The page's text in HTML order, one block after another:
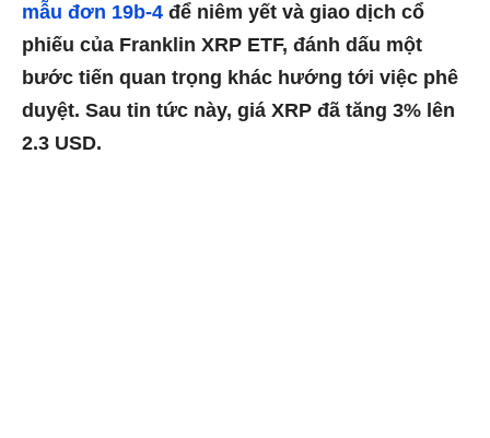
mẫu đơn 19b-4 để niêm yết và giao dịch cổ
phiếu của Franklin XRP ETF, đánh dấu một
bước tiến quan trọng khác hướng tới việc phê
duyệt. Sau tin tức này, giá XRP đã tăng 3% lên
2.3 USD.